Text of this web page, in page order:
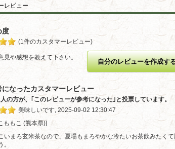
レビュー
度
(1件のカスタマーレビュー)
見や感想を教えて下さい。
自分のレビューを作成す
になったカスタマーレビュー
の方が、｢このレビューが参考になった｣と投票しています。
美味しいです, 2025-09-02 12:30:47
ももこ (熊本県)]
いまろ玄米茶なので、夏場もまろやかな冷たいお茶飲みたく
。